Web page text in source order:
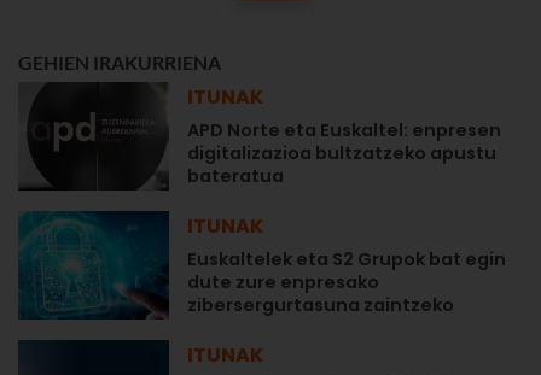
GEHIEN IRAKURRIENA
ITUNAK
APD Norte eta Euskaltel: enpresen
digitalizazioa bultzatzeko apustu
bateratua
ITUNAK
Euskaltelek eta S2 Grupok bat egin
dute zure enpresako
zibersergurtasuna zaintzeko
ITUNAK